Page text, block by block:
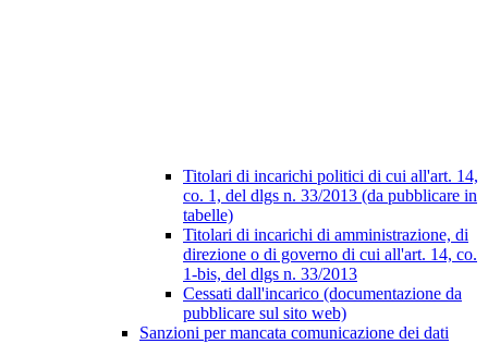
Titolari di incarichi politici di cui all'art. 14,
co. 1, del dlgs n. 33/2013 (da pubblicare in
tabelle)
Titolari di incarichi di amministrazione, di
direzione o di governo di cui all'art. 14, co.
1-bis, del dlgs n. 33/2013
Cessati dall'incarico (documentazione da
pubblicare sul sito web)
Sanzioni per mancata comunicazione dei dati